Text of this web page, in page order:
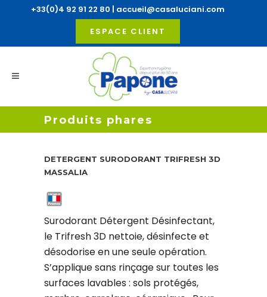
+33(0)4 92 91 22 80 | accueil@casaluciani.com
ESPACE CLIENT
Produits phares
DETERGENT SURODORANT TRIFRESH 3D
MASSALIA
Surodorant Détergent Désinfectant,
le Trifresh 3D nettoie, désinfecte et
désodorise en une seule opération.
S’applique sans rinçage sur toutes les
surfaces lavables : sols protégés,